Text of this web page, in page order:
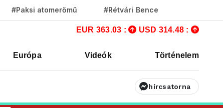
#Paksi atomerőmű #Rétvári Bence
EUR 363.03 : USD 314.48 :
Európa Videók Történelem
hírcsatorna